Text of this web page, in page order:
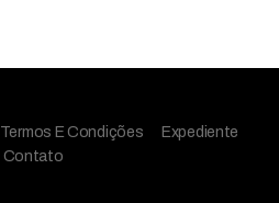
Termos E Condições
Expediente
Contato